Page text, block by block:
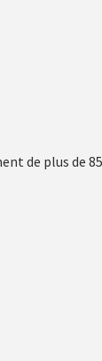
de plus de